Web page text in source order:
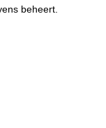
beheert.